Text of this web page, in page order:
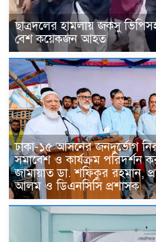
ছাত্রদলের হামলায় জকসু
বেশ কয়েকজন আহত
ঢাকা-১৫ আসনের জনদুর্ভোগ
সমাবেশ ও কার্যক্রম পরিদর্শন
জামায়াত ডা. শফিকুর রহমান,
আলম ও ডিএনসিসি প্রশাসক